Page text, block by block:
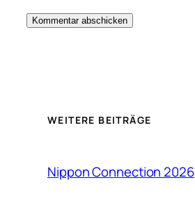
WEITERE BEITRÄGE
Nippon Connection 2026